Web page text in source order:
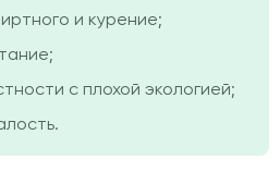
и курение;
с плохой экологией;